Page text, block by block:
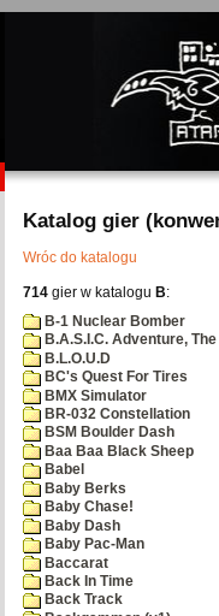
Katalog gier
Wróc do katalogu
714 gier w katalogu B:
B-1 Nuclear Bomber
B.A.S.I.C. Adventure, The
B.L.O.U.D
BC's Quest For Tires
BMX Simulator
BR-032 Constellation
BSM Boulder Dash
Baa Baa Black Sheep
Babel
Baby Berks
Baby Chase!
Baby Dash
Baby Pac-Man
Baccarat
Back In Time
Back Track